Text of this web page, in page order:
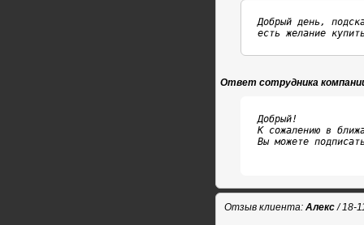
Добрый день,
есть желание
Ответ сотрудника
Добрый!
К сожалению в
Вы можете
Отзыв клиента: Алекс/ 18-